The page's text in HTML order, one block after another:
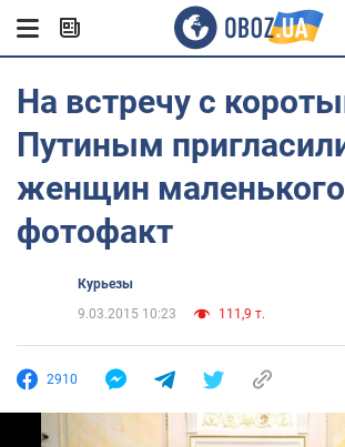
На встречу с
Путиным
женщин маленького
фотофакт
Курьезы
9.03.2015 10:23
111,9 т.
2910